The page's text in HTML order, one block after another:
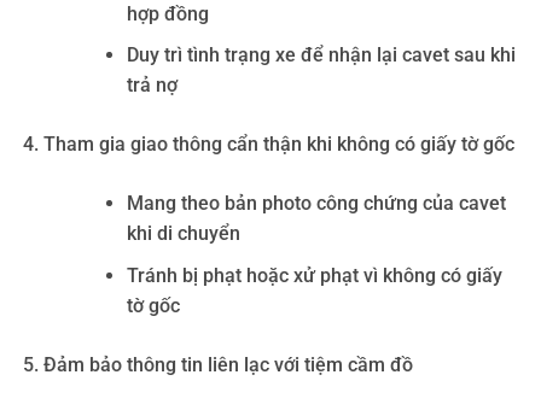
hợp đồng
Duy trì tình trạng xe để nhận lại cavet sau khi
trả nợ
Tham gia giao thông cẩn thận khi không có giấy tờ gốc
Mang theo bản photo công chứng của cavet
khi di chuyển
Tránh bị phạt hoặc xử phạt vì không có giấy
tờ gốc
Đảm bảo thông tin liên lạc với tiệm cầm đồ